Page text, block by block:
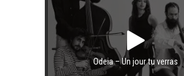
Odeia – Un jour tu verras